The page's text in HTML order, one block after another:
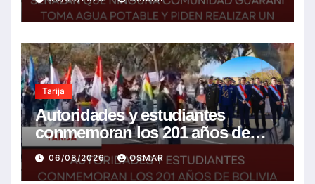
resolver la problemática
Tarija
Autoridades y estudiantes
conmemoran los 201 años de
Bolivia con la esperanza de un
mejor futuro
06/08/2026 OSMAR